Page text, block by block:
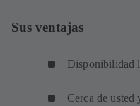
Sus ventajas
Disponibilidad
Cerca de